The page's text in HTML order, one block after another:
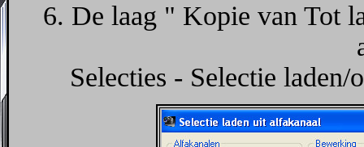
6. De laag " Kopie van Tot
Selecties - Selectie